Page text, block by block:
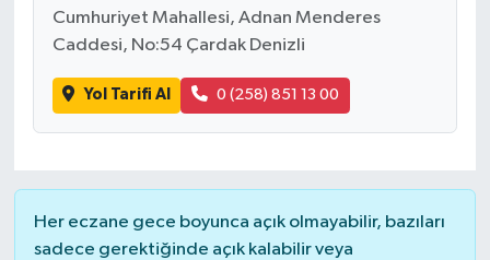
Cumhuriyet Mahallesi, Adnan Menderes
Caddesi, No:54 Çardak Denizli
Yol Tarifi Al 0 (258) 851 13 00
Her eczane gece boyunca açık olmayabilir, bazıları
sadece gerektiğinde açık kalabilir veya